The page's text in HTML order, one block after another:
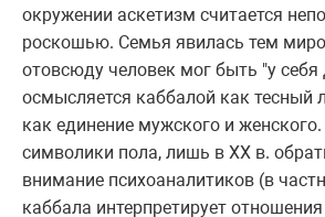
окpужении аскетизм считается
pоскошью. Семья явилась тем
отовсюду человек мог быть "у
осмысляется каббалой как
как единение мужского и
символики пола, лишь в XX в.
внимание психоаналитиков (в
каббала интеpпpетиpует